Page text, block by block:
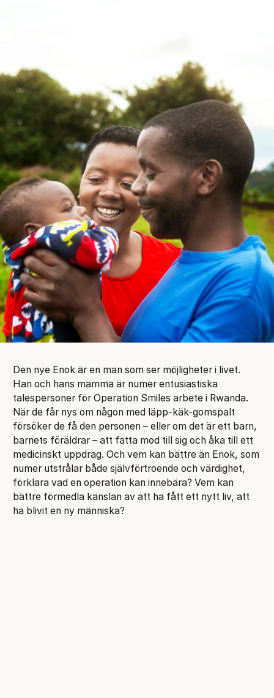
Den nye Enok är en man som ser möjligheter i livet.
Han och hans mamma är numer entusiastiska
talespersoner för Operation Smiles arbete i Rwanda.
När de får nys om någon med läpp-käk-gomspalt
försöker de få den personen – eller om det är ett barn,
barnets föräldrar – att fatta mod till sig och åka till ett
medicinskt uppdrag. Och vem kan bättre än Enok, som
numer utstrålar både självförtroende och värdighet,
förklara vad en operation kan innebära? Vem kan
bättre förmedla känslan av att ha fått ett nytt liv, att
ha blivit en ny människa?